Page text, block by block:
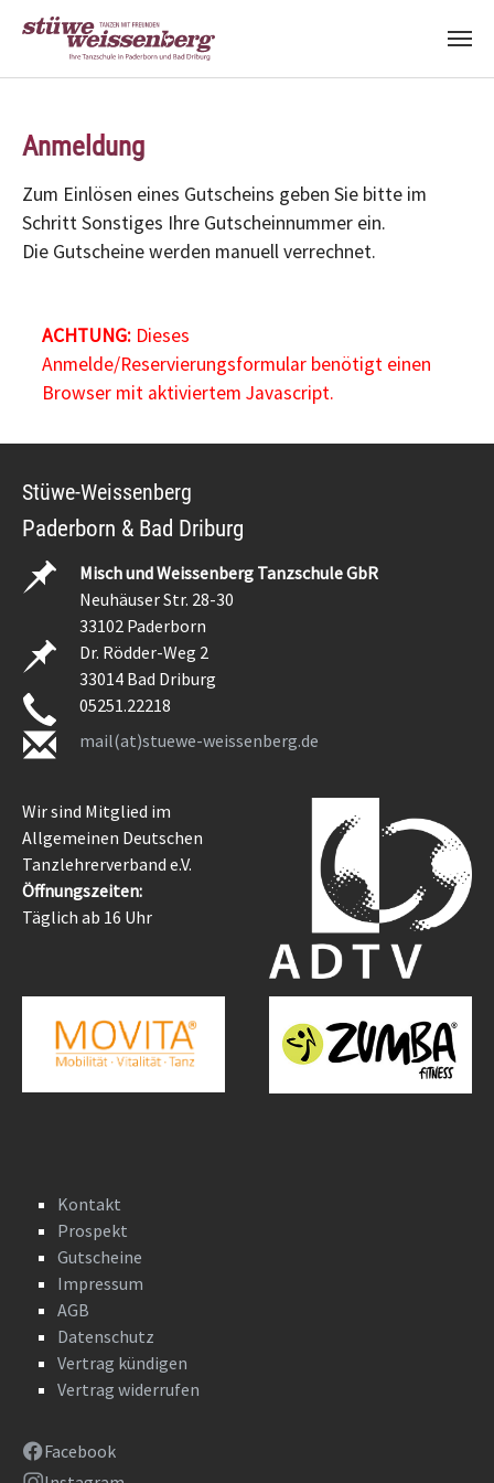
Anmeldung
Zum Einlösen eines Gutscheins geben Sie bitte im
Schritt Sonstiges Ihre Gutscheinnummer ein.
Die Gutscheine werden manuell verrechnet.
ACHTUNG:Dieses
Anmelde/Reservierungsformular benötigt einen
Browser mit aktiviertem Javascript.
Stüwe-Weissenberg
Paderborn & Bad Driburg
Misch und Weissenberg Tanzschule GbR
Neuhäuser Str. 28-30
33102 Paderborn
Dr. Rödder-Weg 2
33014 Bad Driburg
05251.22218
mail(at)stuewe-weissenberg.de
Wir sind Mitglied im
Allgemeinen Deutschen
Tanzlehrerverband e.V.
Öffnungszeiten:
Täglich ab 16 Uhr
Kontakt
Prospekt
Gutscheine
Impressum
AGB
Datenschutz
Vertrag kündigen
Vertrag widerrufen
Facebook